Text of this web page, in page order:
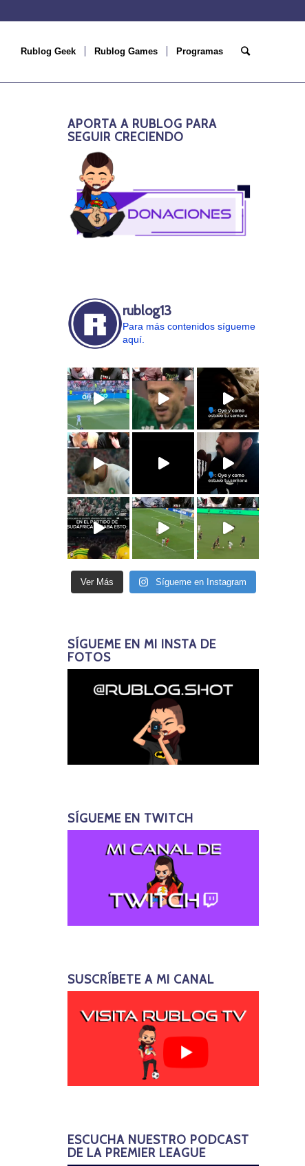
Rublog Geek Rublog Games Programas
APORTA A RUBLOG PARA
SEGUIR CRECIENDO
rublog13
Para más contenidos sígueme
aquí.
Ver Más Sígueme en Instagram
SÍGUEME EN MI INSTA DE
FOTOS
SÍGUEME EN TWITCH
SUSCRÍBETE A MI CANAL
ESCUCHA NUESTRO PODCAST
DE LA PREMIER LEAGUE